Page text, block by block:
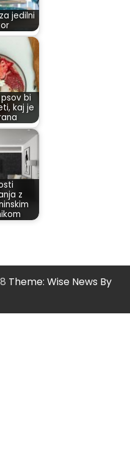
jedilni
bi
kaj je
z
Theme: Wise News By